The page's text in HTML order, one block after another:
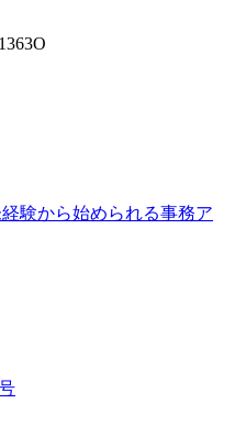
験から始められる事務ア